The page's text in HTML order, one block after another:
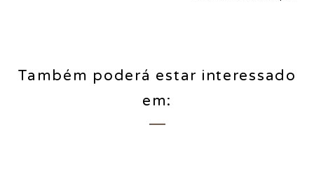
Também poderá estar interessado
em: